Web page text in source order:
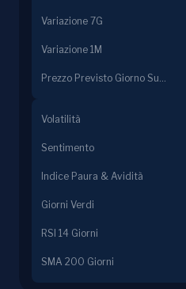
Variazione 7G
Variazione 1M
Prezzo Previsto Giorno Successivo
Volatilità
Sentimento
Indice Paura & Avidità
Giorni Verdi
RSI 14 Giorni
SMA 200 Giorni